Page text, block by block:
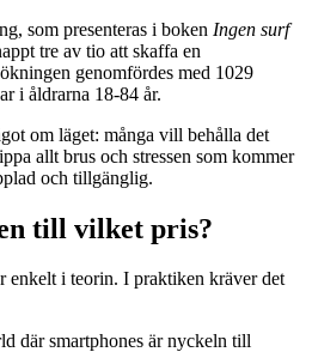
som presenteras i boken Ingen surf
tre av tio att skaffa en
genomfördes med 1029
i åldrarna 18-84 år.
om läget: många vill behålla det
allt brus och stressen som kommer
och tillgänglig.
till vilket pris?
enkelt i teorin. I praktiken kräver det
där smartphones är nyckeln till